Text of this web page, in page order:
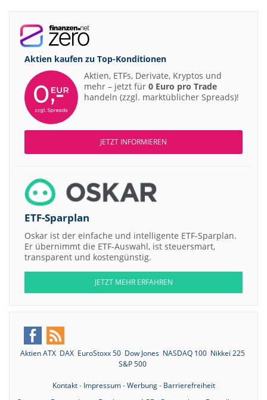
Aktien kaufen zu Top-Konditionen
Aktien, ETFs, Derivate, Kryptos und
mehr – jetzt für 0 Euro pro Trade
handeln (zzgl. marktüblicher Spreads)!
JETZT INFORMIEREN
ETF-Sparplan
Oskar ist der einfache und intelligente ETF-Sparplan.
Er übernimmt die ETF-Auswahl, ist steuersmart,
transparent und kostengünstig.
JETZT MEHR ERFAHREN
Aktien ATX DAX EuroStoxx 50 Dow Jones NASDAQ 100 Nikkei 225
S&P 500
Kontakt- Impressum-Werbung- Barrierefreiheit